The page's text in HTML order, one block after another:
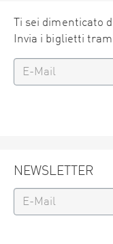
Ti sei dimenticato
Invia i biglietti
NEWSLETTER